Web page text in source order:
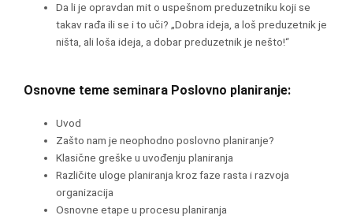
Da li je opravdan mit o uspešnom preduzetniku koji se
takav rađa ili se i to uči? „Dobra ideja, a loš preduzetnik je
ništa, ali loša ideja, a dobar preduzetnik je nešto!“
Osnovne teme seminara Poslovno planiranje:
Uvod
Zašto nam je neophodno poslovno planiranje?
Klasične greške u uvođenju planiranja
Različite uloge planiranja kroz faze rasta i razvoja
organizacija
Osnovne etape u procesu planiranja